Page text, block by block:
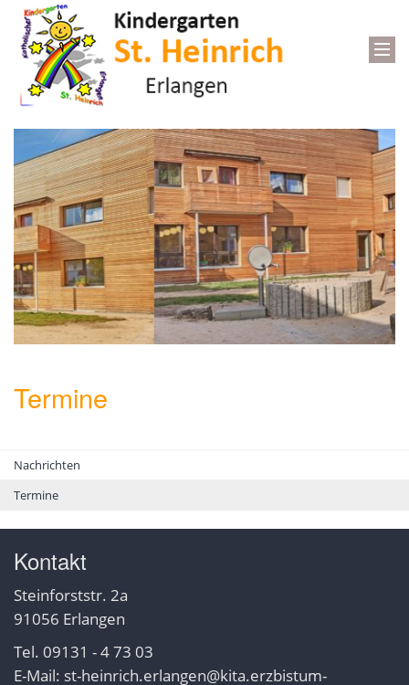
Termine
Nachrichten
Termine
Kontakt
Steinforststr. 2a
91056 Erlangen
Tel. 09131 - 4 73 03
E-Mail: st-heinrich.erlangen@kita.erzbistum-